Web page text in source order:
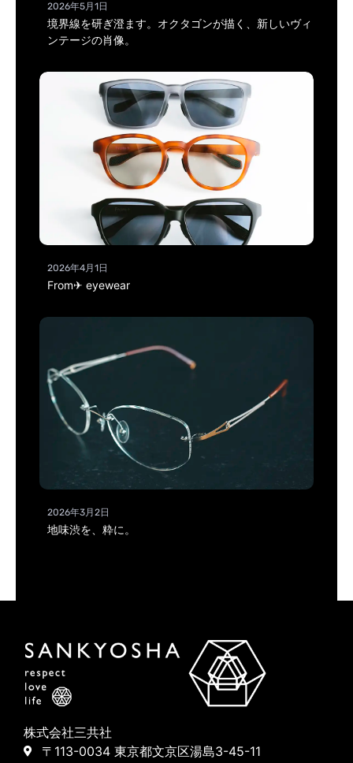
2026年5月1日
境界線を研ぎ澄ます。オクタゴンが描く、新しいヴィ
ンテージの肖像。
2026年4月1日
From✈ eyewear
2026年3月2日
地味渋を、粋に。
株式会社三共社
〒113-0034 東京都文京区湯島3-45-11